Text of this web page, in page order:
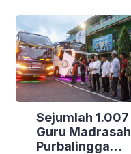
Kecamatan
Berdaya
Sejumlah 1.007
Guru Madrasah
Purbalingga